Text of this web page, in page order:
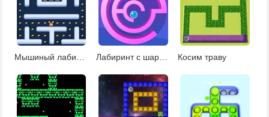
Лабиринт с шариком Косим траву